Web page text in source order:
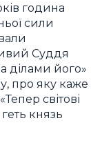
година
сили
Суддя
ділами його»
про яку каже
світові
князь